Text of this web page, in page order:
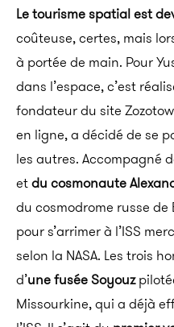
Le tourisme spatial est
coûteuse, certes, mais
à portée de main. Pour
dans l’espace, c’est
fondateur du site
en ligne, a décidé de se
les autres. Accompagné
etdu cosmonaute
du cosmodrome russe de
pour s’arrimer à l’ISS
selon la NASA. Les trois
d’une fuséeSoyouz
Missourkine, qui a déjà